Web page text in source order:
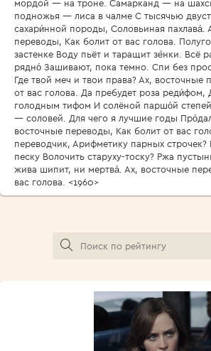
мордой — на троне. Самарканд — на
подножья — лиса в чалме С тысячью
сахари́нной породы, Соловьиная пахлава́.
переводы, Как болит от вас голова. Полуголый палач в
застенке Воду пьёт и таращит зе́нки. Всё
рядно́ Зашивают, пока темно. Спи без
Где твой меч и твои права? Ах, восточные
от вас голова. Да пребудет роза реди́фом, Да царит над
голодным тифом И солёной паршо́й
— соловей. Для чего я лучшие годы
восточные переводы, Как болит от вас голова. Зазубрил
переводчик, Арифметику парных строчек?
песку Волочить старуху-тоску? Ржа
жива шипит, ни мертва́. Ах, восточные
вас голова. <1960>